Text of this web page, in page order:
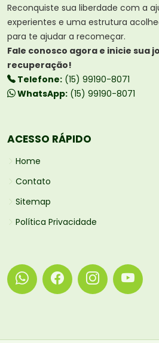
Reconquiste sua liberdade com a
experientes e uma estrutura
para te ajudar a recomeçar.
Fale conosco agora e inicie sua
recuperação!
Telefone: (15) 99190-8071
WhatsApp: (15) 99190-8071
ACESSO RÁPIDO
Home
Contato
Sitemap
Política Privacidade